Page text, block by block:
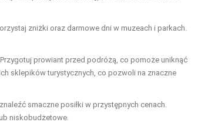
zniżki oraz darmowe dni w muzeach i parkach.
. Przygotuj prowiant przed podróżą, co pomoże uniknąć
sklepików turystycznych, co pozwoli na znaczne
smaczne posiłki w przystępnych cenach.
niskobudżetowe.